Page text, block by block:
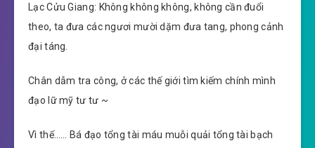
Lạc Cửu Giang: Không không không, không cần đuổi
theo, ta đưa các ngươi mười dặm đưa tang, phong cảnh
đại táng.
Chân dẫm tra công, ở các thế giới tìm kiếm chính mình
đạo lữ mỹ tư tư ~
Vì thế…… Bá đạo tổng tài máu muỗi quải tổng tài bạch